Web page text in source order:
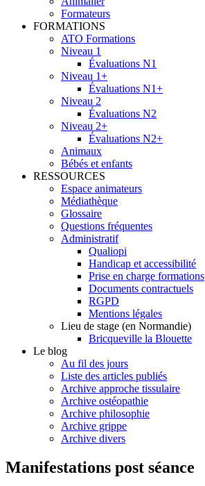
Formateurs
FORMATIONS
ATO Formations
Niveau 1
Évaluations N1
Niveau 1+
Évaluations N1+
Niveau 2
Évaluations N2
Niveau 2+
Évaluations N2+
Animaux
Bébés et enfants
RESSOURCES
Espace animateurs
Médiathèque
Glossaire
Questions fréquentes
Administratif
Qualiopi
Handicap et accessibilité
Prise en charge formations
Documents contractuels
RGPD
Mentions légales
Lieu de stage (en Normandie)
Bricqueville la Blouette
Le blog
Au fil des jours
Liste des articles publiés
Archive approche tissulaire
Archive ostéopathie
Archive philosophie
Archive grippe
Archive divers
Manifestations post séance